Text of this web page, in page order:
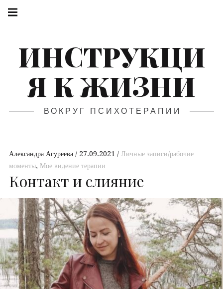
ИНСТРУКЦИ
Я К ЖИЗНИ
ВОКРУГ ПСИХОТЕРАПИИ
Александра Агуреева 27.09.2021
Личные записи/рабочие
моменты, Мое видение терапии
Контакт и слияние